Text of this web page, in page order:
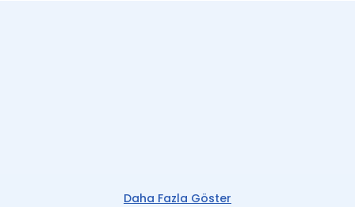
Daha Fazla Göster